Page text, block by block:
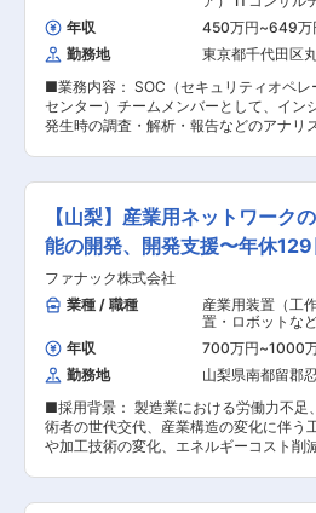
部長が全体のセキュリティ戦略を描きベ
の協業もしつつもメンバーで運用しつつ
ーズとなります。 本ポジションでは、部
の間に入っていただくことを想定してお
ュリティ戦略のさらなる構築の検討やチ
ネジメントを期待しています。 入社後ま
PJTが主となりますが、将来的には海外の
携わっていただくことも期待しています
力は翻訳等を活用するため尚可）。 ■働き方 ・
ピー渋谷本社へ出社となる場合もありま
2回まで在宅勤務可 ・コアタイム無しのフ
スタイム制 変更の範囲：会社の定める
ト】 1. セキュリティアセスメントおよびロード
マップ策定支援 2. セキュリティポリシー策定支
援 3. セキュリティ教育実行支援 4. セキュリ
ティCSIRT構築支援 5. セキュリティソ
ョン導入・運用支援 6. セキュリティプ
トPMO 【プロジェクト体制】 すべてのプロジェ
クトにおいて必ず複数名でチームを編成
の課題解決に取り組みます。 単独でプロ
いただきます。 ■入社後の流れ： 入社後は既存
社員のサポートのもと案件に参画。OJT
未経験者向けのコンサル業界・デリバリ
役職問わず実施します。立ち上がりまで
1on1を通じて成長・キャリアも継続的に
す。 ■キャリアパス ・入社後はコンサル業界や
デリバリ関連の個別研修を役職問わず実
成果を支援します ・IT・ビジネス両面で
ルティング経験を積み、スペシャリスト
ラリストいずれのキャリア形成も可能。
チャー制度を活用し、新規事業への挑戦
す。 ■働き方 コンサル経験の長い幹部層が多
く、長期就業できる会社を作りたいとい
土日祝休み ・所定労働7.5H、残業全社平
間程度 ・コーヒーメーカーや、炭酸飲料
ィコンサルタン
リティエンジニ
トワークセキュ
年収 450万円~649万
勤務地
東京都千代田区
■業務内容： SOC（セキュリティオペレ
センター）チームメンバーとして、イン
発生時の調査・解析・報告などのアナリ
報セキュリティチームがサイバーセキュ
ンシデントを監視、検出、分析して的確
イスを提供する専門組織 ■具体的な業務内容：
・ネットワーク監視 ・セキュリティログ
よび分析 ・インシデント対応における対
討 ・インシデント発生時の影響範囲の特
イバー攻撃を阻止するためのセキュリテ
立案 ■主な想定参画プロジェクト： 国内大手企
業のSOC（都内）チームにSOCアナリス
常駐いただきます。（一部在宅あり）当
5名のメンバーが所属しており、不明点
問できる環境で最新の攻撃手法や技術を
ができる環境です。 ■この仕事で実現できるこ
と： ・ネットワークの監視業務のみでは
分析からデータアナリストとしての知見
とができる ・セキュリティのスペシャリ
【山梨】産業用ネットワーク
能の開発、開発支援〜年休
ファナック株式会社
業種 / 職種
産業用装置（工
置・ロボットな
セキュリティコ
スト セキュリテ
診断・ネットワ
年収 700万円~1000
勤務地
山梨県南都留郡
■採用背景： 製造業における労働力不足
術者の世代交代、産業構造の変化に伴う
や加工技術の変化、エネルギーコスト削
対応するため、プラットフォームを一新